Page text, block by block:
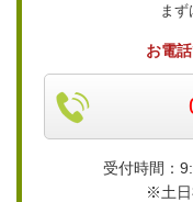
ま
お電
受付時間：
※土日